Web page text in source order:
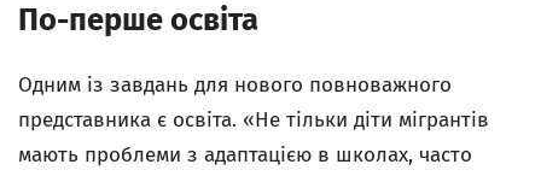
По-перше освіта
Одним із завдань для нового повноважного
представника є освіта. «Не тільки діти мігрантів
мають проблеми з адаптацією в школах, часто